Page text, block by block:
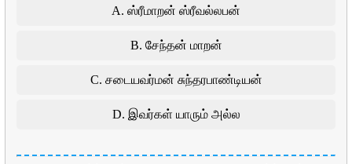
A. ஸ்ரீமாறன் ஸ்ரீவல்லபன்
B. சேந்தன் மாறன்
C. சடையவர்மன் சுந்தரபாண்டியன்
D. இவர்கள் யாரும் அல்ல